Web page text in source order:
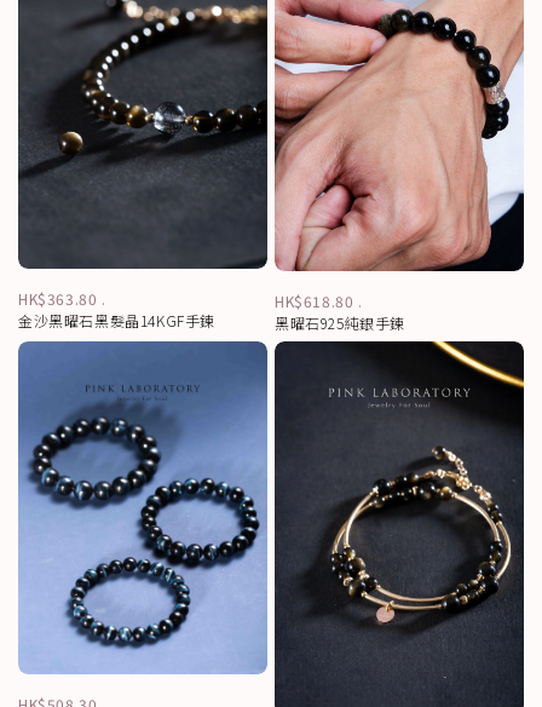
HK$363.80 .
金沙黑曜石黑髮晶14KGF手鍊
HK$618.80 .
黑曜石925純銀手鍊